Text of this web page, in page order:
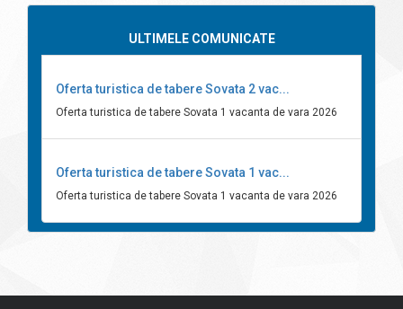
ULTIMELE COMUNICATE
Oferta turistica de tabere Sovata 2 vac...
Oferta turistica de tabere Sovata 1 vacanta de vara 2026
Oferta turistica de tabere Sovata 1 vac...
Oferta turistica de tabere Sovata 1 vacanta de vara 2026